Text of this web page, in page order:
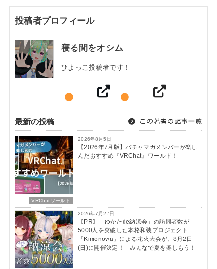
投稿者プロフィール
寝る間をオシム
ひよっこ投稿者です！
最新の投稿 この著者の記事一覧
VRChatワールド
2026年8月5日
【2026年7月版】バチャマガメンバーが楽し
んだおすすめ『VRChat』ワールド！
2026年7月27日
【PR】「ゆかたde納涼会」の訪問者数が
5000人を突破した本格和装プロジェクト
「Kimonowa」による花火大会が、8月2日
(日)に開催決定！ みんなで夏を楽しもう！